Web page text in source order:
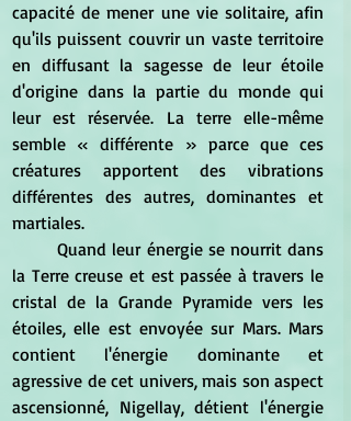
capacité de mener une vie solitaire, afin
qu'ils puissent couvrir un vaste territoire
en diffusant la sagesse de leur étoile
d'origine dans la partie du monde qui
leur est réservée. La terre elle-même
semble « différente » parce que ces
créatures apportent des vibrations
différentes des autres, dominantes et
martiales.
	Quand leur énergie se nourrit dans
la Terre creuse et est passée à travers le
cristal de la Grande Pyramide vers les
étoiles, elle est envoyée sur Mars. Mars
contient l'énergie dominante et
agressive de cet univers, mais son aspect
ascensionné, Nigellay, détient l'énergie